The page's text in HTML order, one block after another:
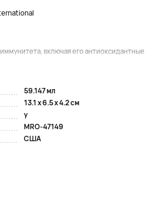
включая его антиоксидантные
59.147 мл
13.1 x 6.5 x 4.2 см
y
MRO-47149
США